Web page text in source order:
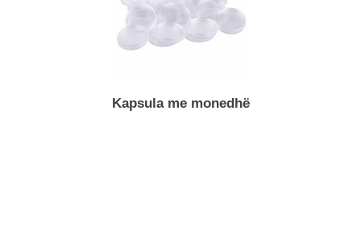
DensityScreenScale